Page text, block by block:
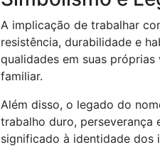
A implicação de trabalhar
resistência, durabilidade e
qualidades em suas
familiar.
Além disso, o legado do
trabalho duro, perseverança
significado à identidade dos